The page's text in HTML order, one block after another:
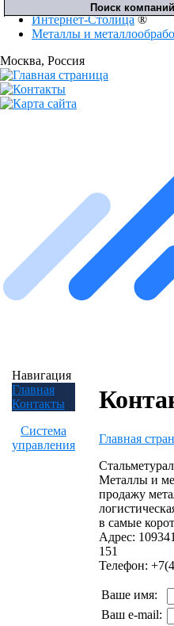
Интернет-Столица®
Металлы и
Москва, Россия
Навигация
Главная
Контакты
Система
управления
Главная
Металлы и
продажу
в самые
Адрес:
151
Телефон:
Ваше имя:
Ваш e-mail: